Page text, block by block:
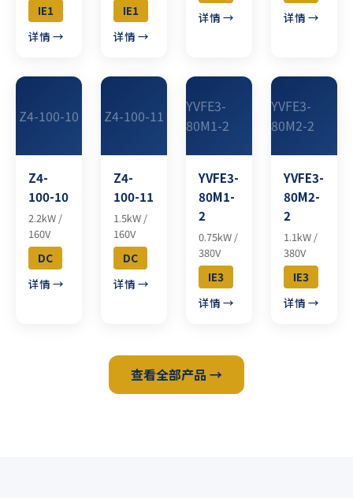
IE1
详情 →
IE1
详情 →
详情 →
详情 →
Z4-100-10
Z4-
100-10
2.2kW /
160V
DC
详情 →
Z4-100-11
Z4-
100-11
1.5kW /
160V
DC
详情 →
YVFE3-
80M1-2
YVFE3-
80M1-
2
0.75kW /
380V
IE3
详情 →
YVFE3-
80M2-2
YVFE3-
80M2-
2
1.1kW /
380V
IE3
详情 →
查看全部产品 →